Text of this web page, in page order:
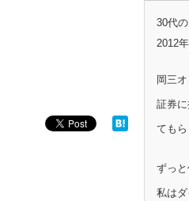
30代の
2012
岡三
証券
てもら
ずっと
私は